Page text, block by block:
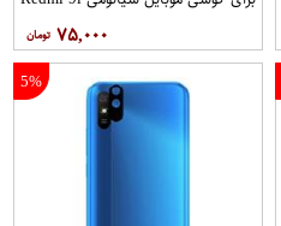
۷۵,۰۰۰
5%